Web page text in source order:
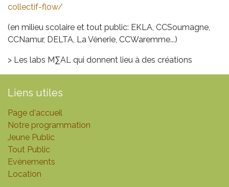
collectif-flow/
(en milieu scolaire et tout public: EKLA, CCSoumagne,
CCNamur, DELTA, La Vénerie, CCWaremme...)
> Les labs M∑AL qui donnent lieu à des créations
Liens utiles
Page d'accueil
Notre programmation
Jeune Public
Tout Public
Evènements
Location